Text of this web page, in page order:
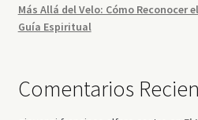
Más Allá del Velo: Cómo Reconocer
Guía Espiritual
Comentarios